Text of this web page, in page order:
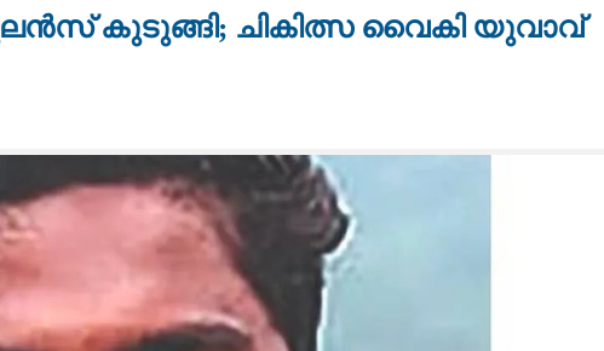
കുടുങ്ങി; ചികിത്സ വൈകി യുവാവ്